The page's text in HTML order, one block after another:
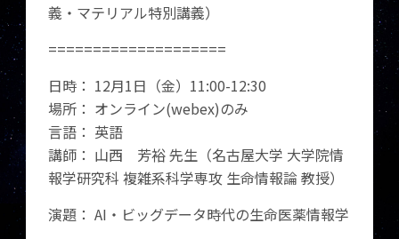
義・マテリアル特別講義）
====================
日時： 12月1日（金）11:00-12:30
場所： オンライン(webex)のみ
言語： 英語
講師： 山西 芳裕 先生（名古屋大学 大学院情
報学研究科 複雑系科学専攻 生命情報論 教授）
演題： AI・ビッグデータ時代の生命医薬情報学